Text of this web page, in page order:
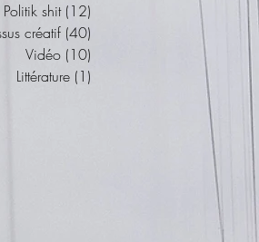
Politik shit (12)
créatif (40)
Vidéo (10)
Littérature (1)